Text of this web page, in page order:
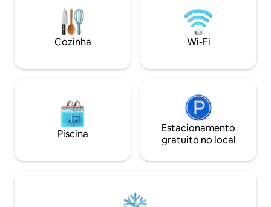
sofá-cama (queen size) ✅Máquina de
lavar/secar roupa, máquina de lavar
louça, forno e geladeira! ✅Jogos de
tabuleiro vintage Tábuas ✅de cornhole
na árvore de
para você! NOTA DE PRIVACIDADE: Há
ZERO espaços
mais na
casa da nossa
Cozinha Wi-Fi
Piscina
Estacionamento
gratuito no local